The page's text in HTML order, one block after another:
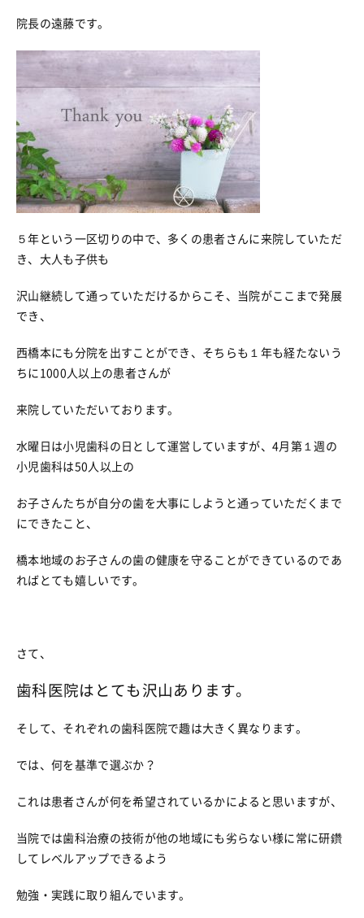
院長の遠藤です。
５年という一区切りの中で、多くの患者さんに来院していただ
き、大人も子供も
沢山継続して通っていただけるからこそ、当院がここまで発展
でき、
西橋本にも分院を出すことができ、そちらも１年も経たないう
ちに1000人以上の患者さんが
来院していただいております。
水曜日は小児歯科の日として運営していますが、4月第１週の
小児歯科は50人以上の
お子さんたちが自分の歯を大事にしようと通っていただくまで
にできたこと、
橋本地域のお子さんの歯の健康を守ることができているのであ
ればとても嬉しいです。
さて、
歯科医院はとても沢山あります。
そして、それぞれの歯科医院で趣は大きく異なります。
では、何を基準で選ぶか？
これは患者さんが何を希望されているかによると思いますが、
当院では歯科治療の技術が他の地域にも劣らない様に常に研鑽
してレベルアップできるよう
勉強・実践に取り組んでいます。